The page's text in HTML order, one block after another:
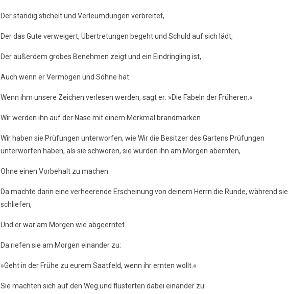
Der ständig stichelt und Verleumdungen verbreitet,
Der das Gute verweigert, Übertretungen begeht und Schuld auf sich lädt,
Der außerdem grobes Benehmen zeigt und ein Eindringling ist,
Auch wenn er Vermögen und Söhne hat.
Wenn ihm unsere Zeichen verlesen werden, sagt er: »Die Fabeln der Früheren.«
Wir werden ihn auf der Nase mit einem Merkmal brandmarken.
Wir haben sie Prüfungen unterworfen, wie Wir die Besitzer des Gartens Prüfungen
unterworfen haben, als sie schworen, sie würden ihn am Morgen abernten,
Ohne einen Vorbehalt zu machen.
Da machte darin eine verheerende Erscheinung von deinem Herrn die Runde, während sie
schliefen,
Und er war am Morgen wie abgeerntet.
Da riefen sie am Morgen einander zu:
»Geht in der Frühe zu eurem Saatfeld, wenn ihr ernten wollt.«
Sie machten sich auf den Weg und flüsterten dabei einander zu: